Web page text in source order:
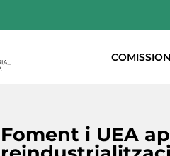
Foment i UEA